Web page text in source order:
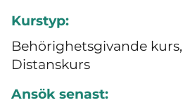
Kurstyp:
Behörighetsgivande kurs,
Distanskurs
Ansök senast: